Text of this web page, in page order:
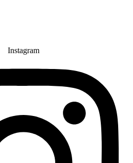
Instagram